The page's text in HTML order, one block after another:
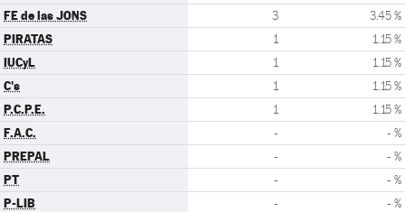
FE de las JONS 3 3.45 %
PIRATAS 1 1.15 %
IUCyL 1 1.15 %
C's 1 1.15 %
P.C.P.E. 1 1.15 %
F.A.C. - - %
PREPAL - - %
PT - - %
P-LIB - - %